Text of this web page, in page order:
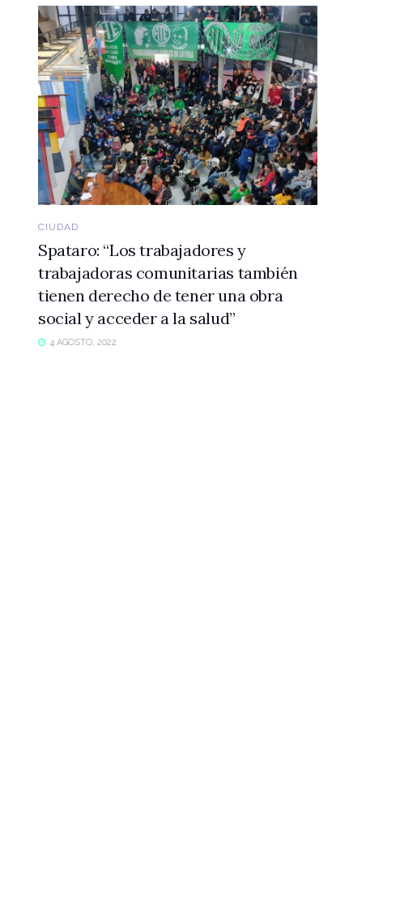
CIUDAD
Spataro: “Los trabajadores y
trabajadoras comunitarias también
tienen derecho de tener una obra
social y acceder a la salud”
4 AGOSTO, 2022